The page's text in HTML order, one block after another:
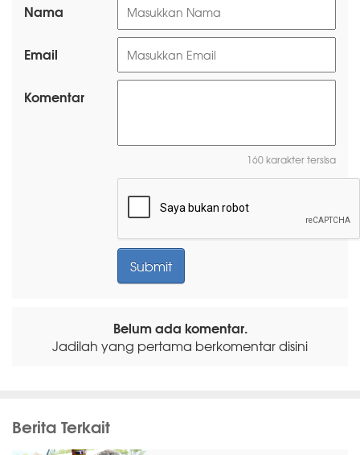
Nama
Email
Komentar
160 karakter tersisa
Belum ada komentar.
Jadilah yang pertama berkomentar disini
Berita Terkait